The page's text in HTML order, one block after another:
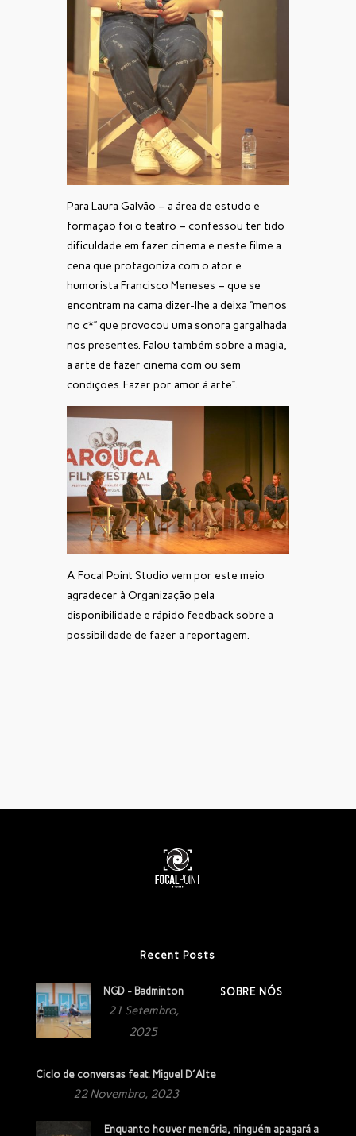
Para Laura Galvão – a área de estudo e
formação foi o teatro – confessou ter tido
dificuldade em fazer cinema e neste filme a
cena que protagoniza com o ator e
humorista Francisco Meneses – que se
encontram na cama dizer-lhe a deixa “menos
no c*” que provocou uma sonora gargalhada
nos presentes. Falou também sobre a magia,
a arte de fazer cinema com ou sem
condições. Fazer por amor à arte”.
A Focal Point Studio vem por este meio
agradecer à Organização pela
disponibilidade e rápido feedback sobre a
possibilidade de fazer a reportagem.
Recent Posts
NGD - Badminton
21 Setembro,
2025
Ciclo de conversas feat. Miguel D´Alte
22 Novembro, 2023
Enquanto houver memória, ninguém apagará a
SOBRE NÓS